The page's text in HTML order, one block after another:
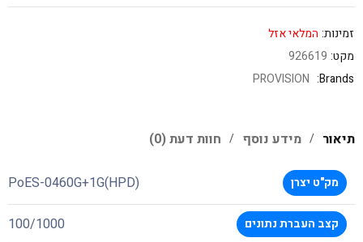
זמינות: המלאי אזל
מקט: 926619
Brands:
PROVISION
תיאור מידע נוסף חוות דעת (0)
מק"ט יצרן PoES-0460G+1G(HPD)
קצב העברת נתונים 100/1000